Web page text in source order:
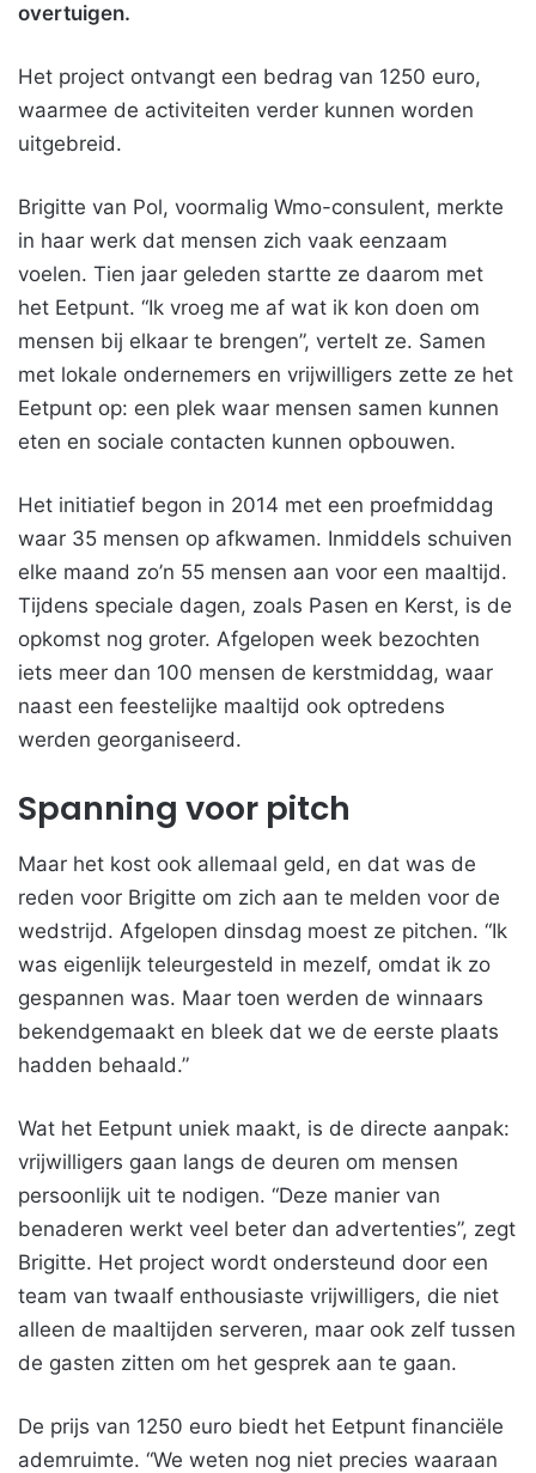
overtuigen.
Het project ontvangt een bedrag van 1250 euro,
waarmee de activiteiten verder kunnen worden
uitgebreid.
Brigitte van Pol, voormalig Wmo-consulent, merkte
in haar werk dat mensen zich vaak eenzaam
voelen. Tien jaar geleden startte ze daarom met
het Eetpunt. “Ik vroeg me af wat ik kon doen om
mensen bij elkaar te brengen”, vertelt ze. Samen
met lokale ondernemers en vrijwilligers zette ze het
Eetpunt op: een plek waar mensen samen kunnen
eten en sociale contacten kunnen opbouwen.
Het initiatief begon in 2014 met een proefmiddag
waar 35 mensen op afkwamen. Inmiddels schuiven
elke maand zo’n 55 mensen aan voor een maaltijd.
Tijdens speciale dagen, zoals Pasen en Kerst, is de
opkomst nog groter. Afgelopen week bezochten
iets meer dan 100 mensen de kerstmiddag, waar
naast een feestelijke maaltijd ook optredens
werden georganiseerd.
Spanning voor pitch
Maar het kost ook allemaal geld, en dat was de
reden voor Brigitte om zich aan te melden voor de
wedstrijd. Afgelopen dinsdag moest ze pitchen. “Ik
was eigenlijk teleurgesteld in mezelf, omdat ik zo
gespannen was. Maar toen werden de winnaars
bekendgemaakt en bleek dat we de eerste plaats
hadden behaald.”
Wat het Eetpunt uniek maakt, is de directe aanpak:
vrijwilligers gaan langs de deuren om mensen
persoonlijk uit te nodigen. “Deze manier van
benaderen werkt veel beter dan advertenties”, zegt
Brigitte. Het project wordt ondersteund door een
team van twaalf enthousiaste vrijwilligers, die niet
alleen de maaltijden serveren, maar ook zelf tussen
de gasten zitten om het gesprek aan te gaan.
De prijs van 1250 euro biedt het Eetpunt financiële
ademruimte. “We weten nog niet precies waaraan